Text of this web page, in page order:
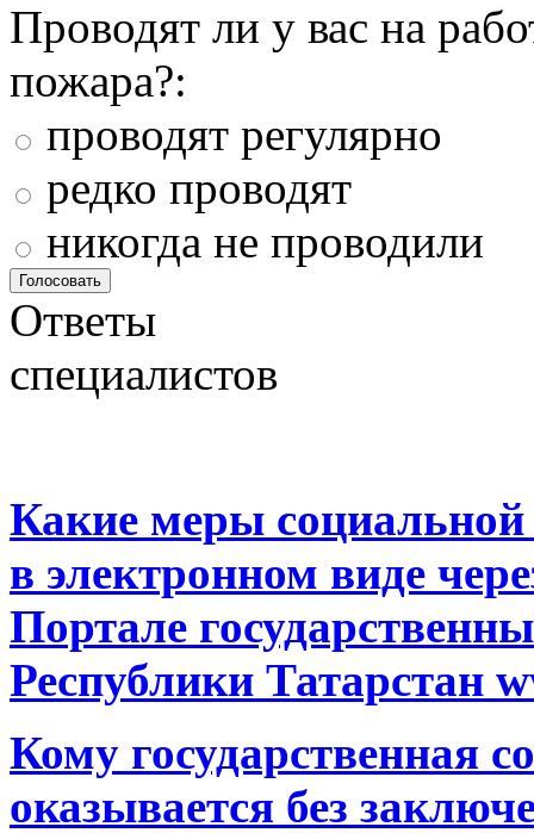
Проводят ли у вас на
пожара?:
проводят регулярно
редко проводят
никогда не проводили
Ответы
специалистов
Какие меры
в электронном виде
Портале
Республики Татарстан
Кому государственная
оказывается без